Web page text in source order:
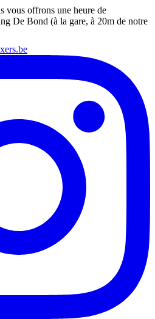
vous offrons une heure de
De Bond (à la gare, à 20m de notre